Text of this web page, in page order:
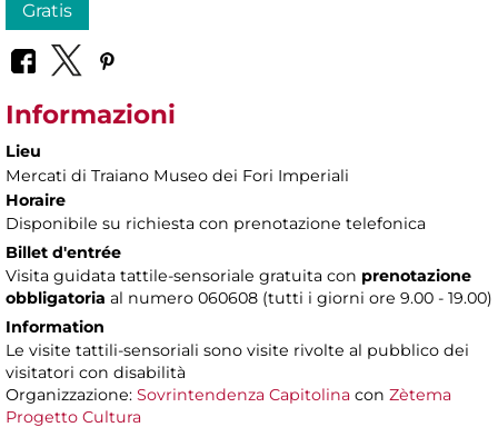
Gratis
Informazioni
Lieu
Mercati di Traiano Museo dei Fori Imperiali
Horaire
Disponibile su richiesta con prenotazione telefonica
Billet d'entrée
Visita guidata tattile-sensoriale gratuita con prenotazione
obbligatoria al numero 060608 (tutti i giorni ore 9.00 - 19.00)
Information
Le visite tattili-sensoriali sono visite rivolte al pubblico dei
visitatori con disabilità
Organizzazione: Sovrintendenza Capitolina con Zètema
Progetto Cultura